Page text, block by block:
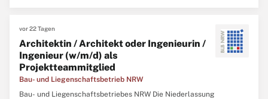
vor 22 Tagen
Architektin / Architekt oder Ingenieurin /
Ingenieur (w/m/d) als
Projektteammitglied
Bau- und Liegenschaftsbetrieb NRW
Bau- und Liegenschaftsbetriebes NRW Die Niederlassung